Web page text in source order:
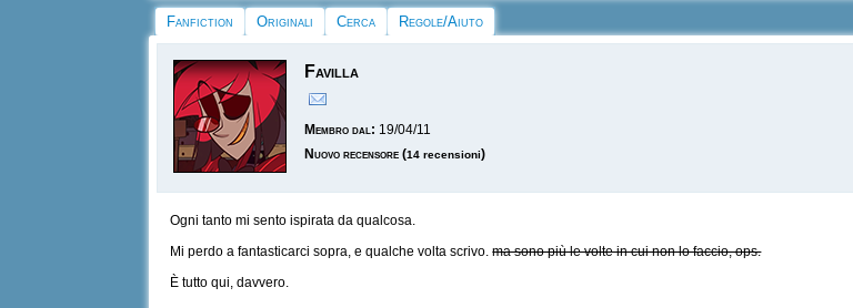
Fanfiction Originali Cerca Regole/Aiuto
Favilla
Membro dal: 19/04/11
Nuovo recensore (14 recensioni)
Ogni tanto mi sento ispirata da qualcosa.
Mi perdo a fantasticarci sopra, e qualche volta scrivo.ma sono più le volte in cui non lo faccio, ops.
È tutto qui, davvero.